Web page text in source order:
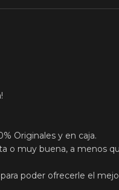
Originales y en caja.
o muy buena, a menos
poder ofrecerle el